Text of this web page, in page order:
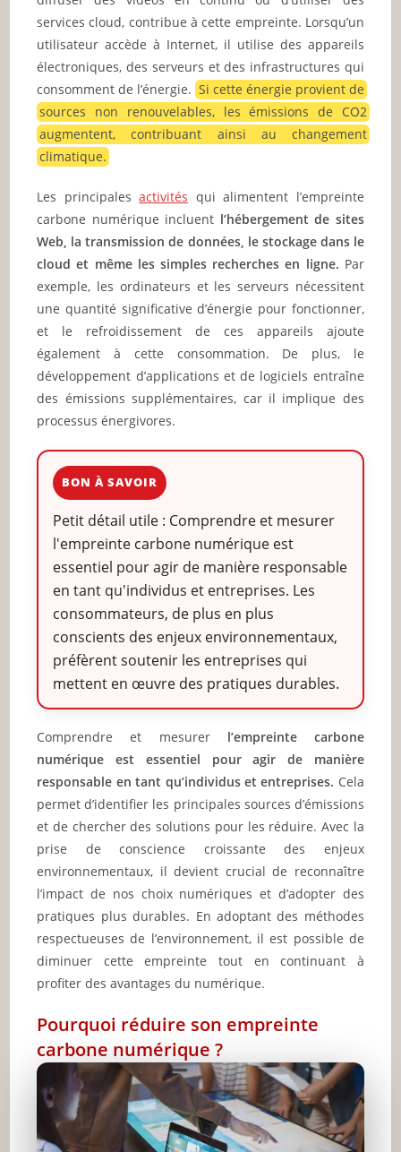
services cloud, contribue à cette empreinte. Lorsqu’un
utilisateur accède à Internet, il utilise des appareils
électroniques, des serveurs et des infrastructures qui
consomment de l’énergie.Si cette énergie provient de
sources non renouvelables, les émissions de CO2
augmentent, contribuant ainsi au changement
climatique.
Les principalesactivités qui alimentent l’empreinte
carbone numérique incluent l’hébergement de sites
Web, la transmission de données, le stockage dans le
cloud et même les simples recherches en ligne. Par
exemple, les ordinateurs et les serveurs nécessitent
une quantité significative d’énergie pour fonctionner,
et le refroidissement de ces appareils ajoute
également à cette consommation. De plus, le
développement d’applications et de logiciels entraîne
des émissions supplémentaires, car il implique des
processus énergivores.
BON À SAVOIR
Petit détail utile : Comprendre et mesurer
l'empreinte carbone numérique est
essentiel pour agir de manière responsable
en tant qu'individus et entreprises. Les
consommateurs, de plus en plus
conscients des enjeux environnementaux,
préfèrent soutenir les entreprises qui
mettent en œuvre des pratiques durables.
Comprendre et mesurerl’empreinte carbone
numérique est essentiel pour agir de manière
responsable en tant qu’individus et entreprises. Cela
permet d’identifier les principales sources d’émissions
et de chercher des solutions pour les réduire. Avec la
prise de conscience croissante des enjeux
environnementaux, il devient crucial de reconnaître
l’impact de nos choix numériques et d’adopter des
pratiques plus durables. En adoptant des méthodes
respectueuses de l’environnement, il est possible de
diminuer cette empreinte tout en continuant à
profiter des avantages du numérique.
Pourquoi réduire son empreinte
carbone numérique ?